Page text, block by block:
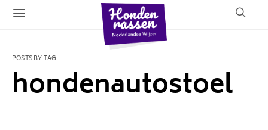
POSTS BY TAG
hondenautostoel